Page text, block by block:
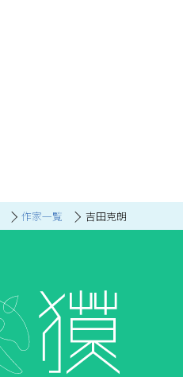
作家一覧 吉田克朗